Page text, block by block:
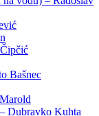
Bašnec
Dubravko Kuhta